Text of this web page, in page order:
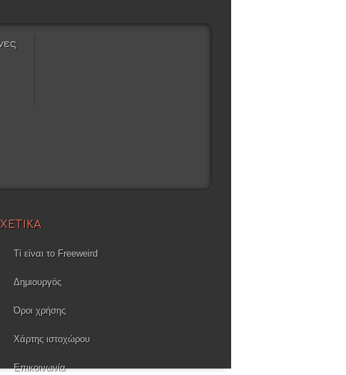
Τί είναι το Freeweird
Δημιουργός
Όροι χρήσης
Χάρτης ιστοχώρου
Επικοινωνία